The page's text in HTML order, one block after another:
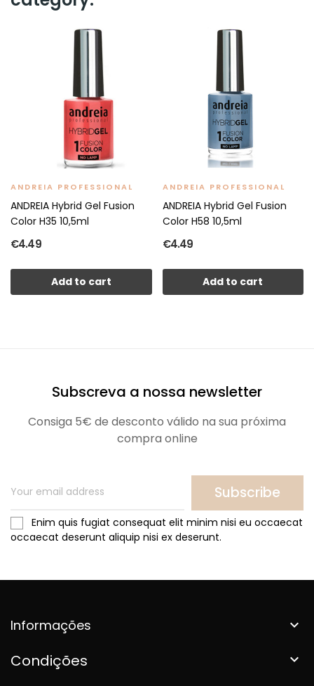
ANDREIA PROFESSIONAL
ANDREIA Hybrid Gel Fusion
Color H35 10,5ml
€4.49
Add to cart
ANDREIA PROFESSIONAL
ANDREIA Hybrid Gel Fusion
Color H58 10,5ml
€4.49
Add to cart
Subscreva a nossa newsletter
Consiga 5€ de desconto válido na sua próxima
compra online
Subscribe
Enim quis fugiat consequat elit minim nisi eu occaecat
occaecat deserunt aliquip nisi ex deserunt.
Informações 
Condições 